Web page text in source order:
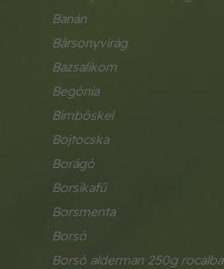
banán
bársonyvirág
bazsalikom
begónia
bimbóskel
bojtocska
borágó
borsikafű
borsmenta
borsó
borsó alderman 250g rocalba